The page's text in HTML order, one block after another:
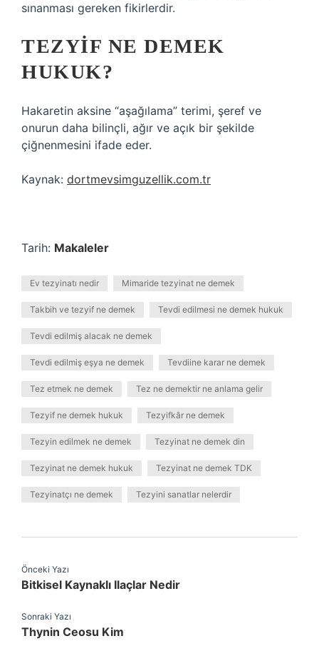
sınanması gereken fikirlerdir.
TEZYIF NE DEMEK
HUKUK?
Hakaretin aksine “aşağılama” terimi, şeref ve
onurun daha bilinçli, ağır ve açık bir şekilde
çiğnenmesini ifade eder.
Kaynak: dortmevsimguzellik.com.tr
Tarih: Makaleler
Ev tezyinatı nedir Mimaride tezyinat ne demek
Takbih ve tezyif ne demek Tevdi edilmesi ne demek hukuk
Tevdi edilmiş alacak ne demek
Tevdi edilmiş eşya ne demek Tevdiine karar ne demek
Tez etmek ne demek Tez ne demektir ne anlama gelir
Tezyif ne demek hukuk Tezyifkâr ne demek
Tezyin edilmek ne demek Tezyinat ne demek din
Tezyinat ne demek hukuk Tezyinat ne demek TDK
Tezyinatçı ne demek Tezyini sanatlar nelerdir
Önceki Yazı
Bitkisel Kaynaklı Ilaçlar Nedir
Sonraki Yazı
Thynin Ceosu Kim